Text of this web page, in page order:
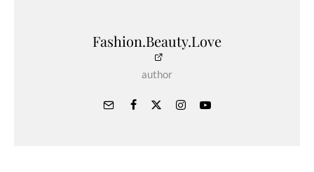
Fashion.Beauty.Love
author